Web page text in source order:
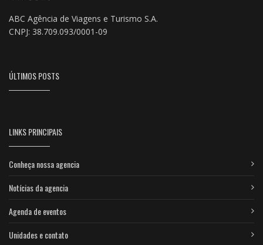
ABC Agência de Viagens e Turismo S.A.
CNPJ: 38.709.093/0001-09
ÚLTIMOS POSTS
LINKS PRINCIPAIS
Conheça nossa agencia
Notícias da agencia
Agenda de eventos
Unidades e contato